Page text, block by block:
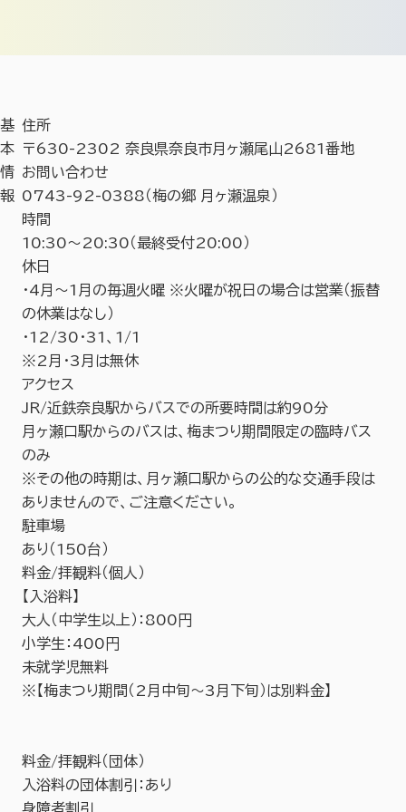
基
本
情
報
住所
〒630-2302 奈良県奈良市月ヶ瀬尾山2681番地
お問い合わせ
0743-92-0388（梅の郷 月ヶ瀬温泉）
時間
10:30～20:30（最終受付20:00）
休日
・4月～1月の毎週火曜 ※火曜が祝日の場合は営業（振替
の休業はなし）
・12/30・31、1/1
※2月・3月は無休
アクセス
JR/近鉄奈良駅からバスでの所要時間は約90分
月ヶ瀬口駅からのバスは、梅まつり期間限定の臨時バス
のみ
※その他の時期は、月ヶ瀬口駅からの公的な交通手段は
ありませんので、ご注意ください。
駐車場
あり（150台）
料金/拝観料（個人）
【入浴料】
大人（中学生以上）：800円
小学生：400円
未就学児無料
※【梅まつり期間（2月中旬～3月下旬）は別料金】
料金/拝観料（団体）
入浴料の団体割引：あり
身障者割引